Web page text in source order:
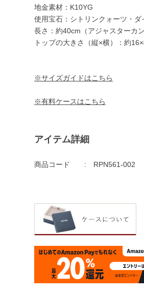
地金素材：K10YG
使用宝石：シトリンクォーツ・ダ
長さ：約40cm（アジャスターカン
トップの大きさ（縦×横）：約
※サイズガイドはこちら
※有料ケースはこちら
アイテム詳細
商品コード RPN561-002